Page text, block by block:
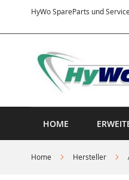
HyWo SpareParts und
HOME
Home Hersteller